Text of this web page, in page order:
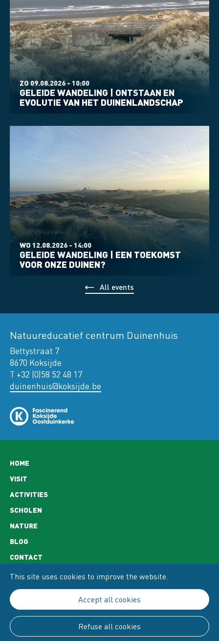
ZO 09.08.2026 - 10:00
GELEIDE WANDELING | ONTSTAAN EN
EVOLUTIE VAN HET DUINENLANDSCHAP
WO 12.08.2026 - 14:00
GELEIDE WANDELING | EEN TOEKOMST
VOOR ONZE DUINEN?
All events
Natuureducatief centrum Duinenhuis
Bettystraat 7
8670 Koksijde
T +32 (0)58 52 48 17
duinenhuis@koksijde.be
Hoofdnavigatie
HOME
VISIT
ACTIVITIES
SCHOLEN
NATURE
BLOG
This site uses cookies to improve the website.
Refuse all cookies
Accept all cookies
CONTACT
OPENING HOURS
ACCESS TO THE MUSEUM
PRIVACY AND COOKIE POLICY
COOKIE POLICY